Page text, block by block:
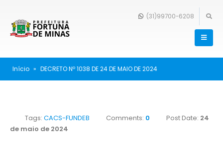
(31)99700-6208
Início » DECRETO Nº 1038 DE 24 DE MAIO DE 2024
Tags: CACS-FUNDEB Comments: 0 Post Date: 24
de maio de 2024